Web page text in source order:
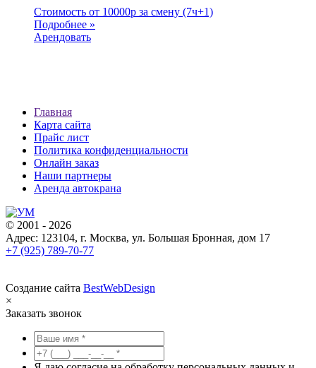
Стоимость от 10000p за смену (7ч+1)
Подробнее »
Арендовать
Главная
Карта сайта
Прайс лист
Политика конфиденциальности
Онлайн заказ
Наши партнеры
Аренда автокрана
© 2001 - 2026
Адрес: 123104, г. Москва, ул. Большая Бронная, дом 17
+7 (925) 789-70-77
Создание сайта BestWebDesign
×
Заказать звонок